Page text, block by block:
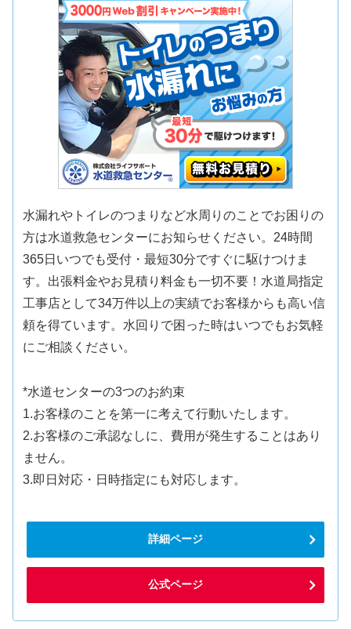
水漏れやトイレのつまりなど水周りのことでお困りの
方は水道救急センターにお知らせください。24時間
365日いつでも受付・最短30分ですぐに駆けつけま
す。出張料金やお見積り料金も一切不要！水道局指定
工事店として34万件以上の実績でお客様からも高い信
頼を得ています。水回りで困った時はいつでもお気軽
にご相談ください。
*水道センターの3つのお約束
1.お客様のことを第一に考えて行動いたします。
2.お客様のご承認なしに、費用が発生することはあり
ません。
3.即日対応・日時指定にも対応します。
詳細ページ
公式ページ